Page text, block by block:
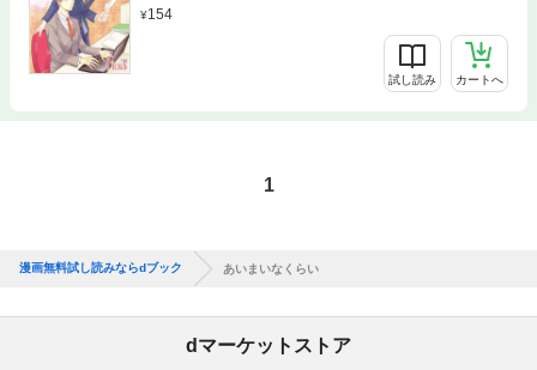
154
試し読み カートへ
1
漫画無料試し読みならdブック あいまいなくらい
dマーケットストア